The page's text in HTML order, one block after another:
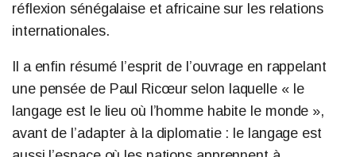
réflexion sénégalaise et africaine sur les relations
internationales.
Il a enfin résumé l’esprit de l’ouvrage en rappelant
une pensée de Paul Ricœur selon laquelle « le
langage est le lieu où l’homme habite le monde »,
avant de l’adapter à la diplomatie : le langage est